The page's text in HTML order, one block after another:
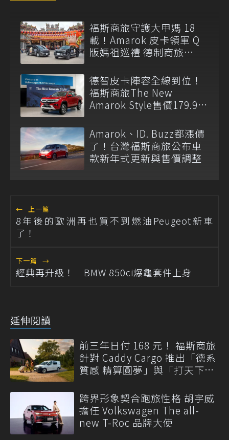
福斯商旅守護大甲媽 18
載！Amarok 皮卡領軍 Q
版媽祖巡禮 德制商旅
德智皮卡陣容全線到位！
福斯商旅The New
Amarok Style售價179.9萬
Amarok、ID. Buzz都漲價
了！台灣福斯商旅公布車
款新年式更新與售價調整
← 上一篇
8年後的歐洲再也買不到燃油Peugeot新車
了！
下一篇 →
經典再升級！ BMW 850ci爆龜套件上身
延伸閱讀
前三年日付 168 元！ 福斯商旅
針對 Caddy Cargo 推出「德系
質感 精算圓夢」與「打天下」
跨界形象契合跑旅性格 胡宇威
擔任 Volkswagen The all-
new T-Roc 品牌大使